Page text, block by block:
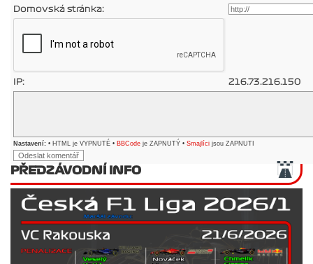
Domovská stránka:
IP: 216.73.216.150
Nastavení: • HTML je VYPNUTÉ • BBCode je ZAPNUTÝ • Smajlíci jsou ZAPNUTI
PŘEDZÁVODNÍ INFO